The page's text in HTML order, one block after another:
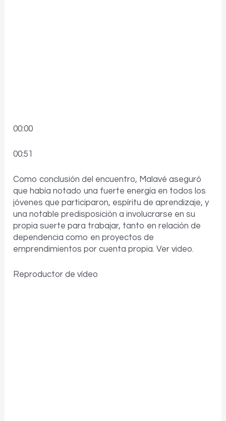
00:00
00:51
Como conclusión del encuentro, Malavé aseguró
que había notado una fuerte energía en todos los
jóvenes que participaron, espíritu de aprendizaje, y
una notable predisposición a involucrarse en su
propia suerte para trabajar, tanto en relación de
dependencia como en proyectos de
emprendimientos por cuenta propia. Ver video.
Reproductor de vídeo